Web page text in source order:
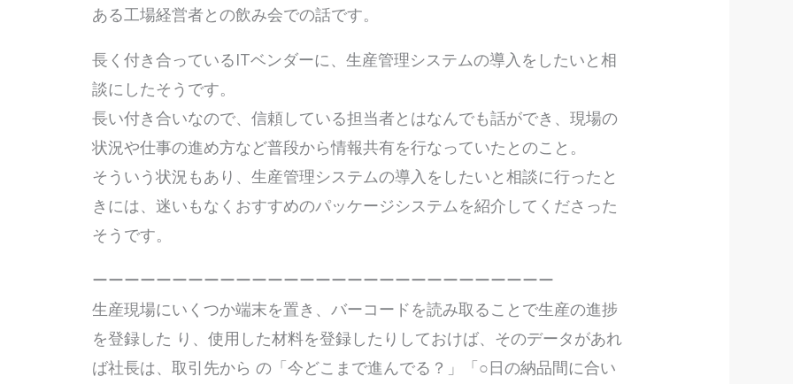
ある工場経営者との飲み会での話です。
長く付き合っているITベンダーに、生産管理システムの導入をしたいと相
談にしたそうです。
長い付き合いなので、信頼している担当者とはなんでも話ができ、現場の
状況や仕事の進め方など普段から情報共有を行なっていたとのこと。
そういう状況もあり、生産管理システムの導入をしたいと相談に行ったと
きには、迷いもなくおすすめのパッケージシステムを紹介してくださった
そうです。
ーーーーーーーーーーーーーーーーーーーーーーーーーーーーー
生産現場にいくつか端末を置き、バーコードを読み取ることで生産の進捗
を登録した り、使用した材料を登録したりしておけば、そのデータがあれ
ば社長は、取引先から の「今どこまで進んでる？」「○日の納品間に合い